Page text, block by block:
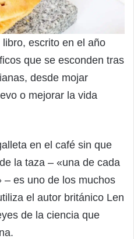
escrito en el año
que se esconden tras
desde mojar
o mejorar la vida
en el café sin que
la taza – «una de cada
– es uno de los muchos
el autor británico Len
de la ciencia que